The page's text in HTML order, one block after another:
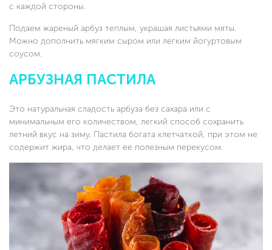
с каждой стороны.
Подаем жареный арбуз теплым, украшая листьями мяты.
Можно дополнить мягким сыром или легким йогуртовым
соусом.
АРБУЗНАЯ ПАСТИЛА
Это натуральная сладость арбуза без сахара или с
минимальным его количеством, легкий способ сохранить
летний вкус на зиму. Пастила богата клетчаткой, при этом не
содержит жира, что делает ее полезным перекусом.